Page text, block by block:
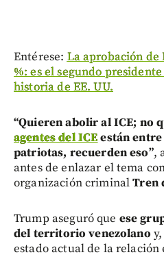
Entérese: La aprobación de
%: es el segundo
historia de EE. UU.
“Quieren abolir al ICE; no
agentes del ICEestán
patriotas, recuerden eso”,
antes de enlazar el tema
organización criminalTren
Trump aseguró que ese
del territorio venezolano
estado actual de la relación